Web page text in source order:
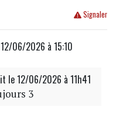
Signaler
06/2026 à 15:10
le 12/06/2026 à 11h41
3